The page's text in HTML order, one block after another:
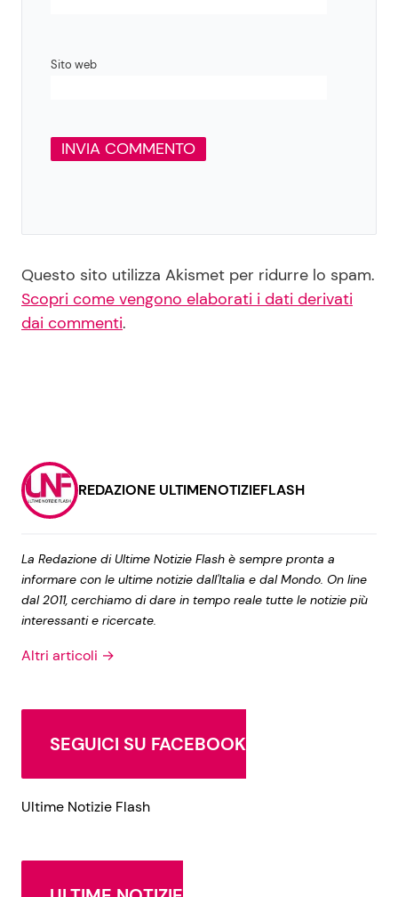
Sito web
Questo sito utilizza Akismet per ridurre lo spam.
Scopri come vengono elaborati i dati derivati
dai commenti.
REDAZIONE ULTIMENOTIZIEFLASH
La Redazione di Ultime Notizie Flash è sempre pronta a
informare con le ultime notizie dall'Italia e dal Mondo. On line
dal 2011, cerchiamo di dare in tempo reale tutte le notizie più
interessanti e ricercate.
Altri articoli →
SEGUICI SU FACEBOOK
Ultime Notizie Flash